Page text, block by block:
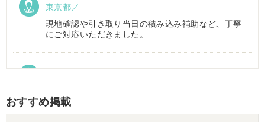
東京都／
現地確認や引き取り当日の積み込み補助など、丁寧
にご対応いただきました。
物は2台出ていて、当初安い方を購入予定でした。
しかしそちらは売れてしまったとの事でしたので、5
おすすめ掲載